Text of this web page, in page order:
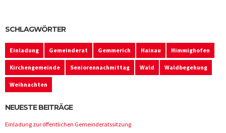
SCHLAGWÖRTER
Einladung Gemeinderat Gemmerich Hainau Himmighofen
Kirchengemeinde Seniorennachmittag Wald Waldbegehung
Weihnachten
NEUESTE BEITRÄGE
Einladung zur öffentlichen Gemeinderatssitzung